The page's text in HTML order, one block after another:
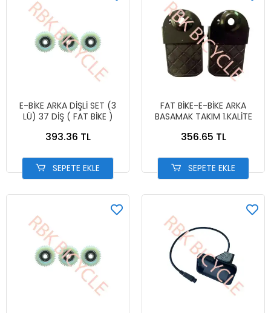
E-BİKE ARKA DİŞLİ SET (3
LÜ) 37 DİŞ ( FAT BİKE )
393.36 TL
SEPETE EKLE
FAT BİKE-E-BİKE ARKA
BASAMAK TAKIM 1.KALİTE
356.65 TL
SEPETE EKLE